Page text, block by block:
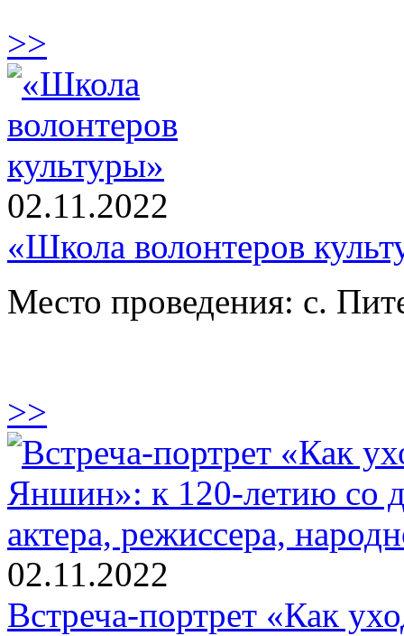
>>
02.11.2022
«Школа волонтеров
Место проведения: с.
>>
02.11.2022
Встреча-портрет «Как